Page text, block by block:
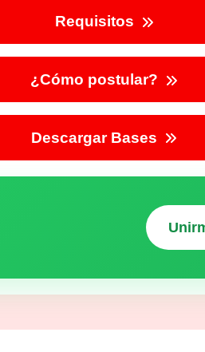
Requisitos
¿Cómo postular?
Descargar Bases